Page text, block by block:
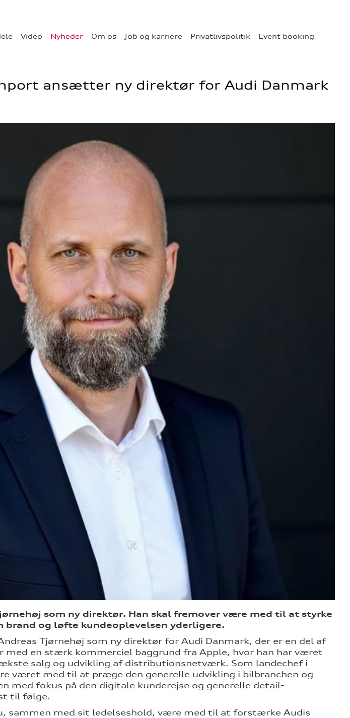
Video Nyheder Om os Job og karriere Privatlivspolitik Event booking
ansætter ny direktør for Audi Danmark
som ny direktør. Han skal fremover være med til at styrke
brand og løfte kundeoplevelsen yderligere.
Tjørnehøj som ny direktør for Audi Danmark, der er en del af
med en stærk kommerciel baggrund fra Apple, hvor han har været
salg og udvikling af distributionsnetværk. Som landechef i
været med til at præge den generelle udvikling i bilbranchen og
fokus på den digitale kunderejse og generelle detail-
til følge.
sammen med sit ledelseshold, være med til at forstærke Audis